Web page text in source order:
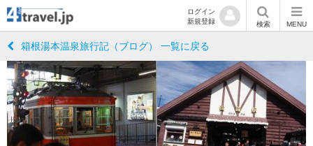
ログイン
新規登録
検索 MENU
箱根湯本温泉旅行記（ブログ） 一覧に戻る